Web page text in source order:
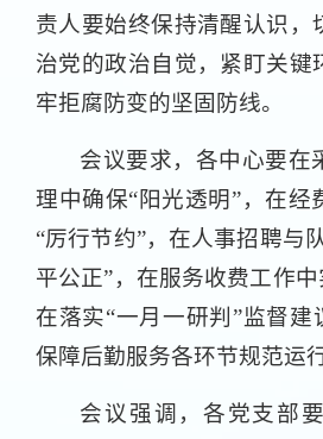
责人要始终保持清醒认识，
治党的政治自觉，紧盯关键
牢拒腐防变的坚固防线。
会议要求，各中心要在
理中确保“阳光透明”，在经
“厉行节约”，在人事招聘与
平公正”，在服务收费工作中
在落实“一月一研判”监督建
保障后勤服务各环节规范运行
会议强调，各党支部